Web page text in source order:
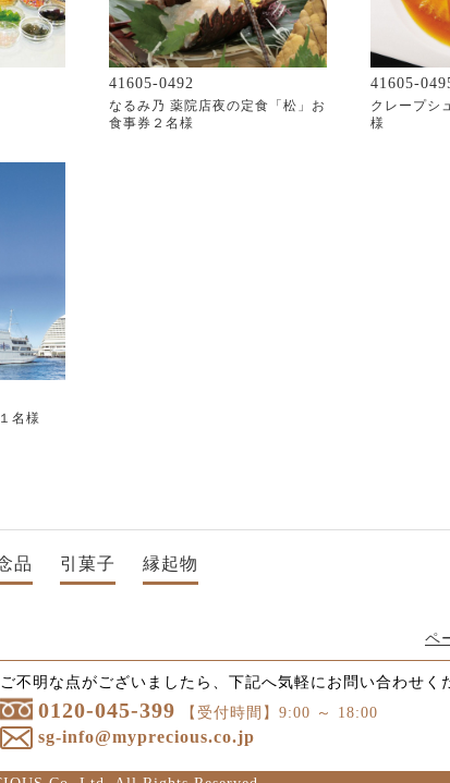
41605-0492
なるみ乃 薬院店夜の定食「松」お
食事券２名様
41605-
クレープシ
様
名様
品 引菓子 縁起物
ペ
ご不明な点がございましたら、下記へ気軽にお問い合わせく
0120-045-399 【受付時間】9:00 ～ 18:00
sg-info@myprecious.co.jp